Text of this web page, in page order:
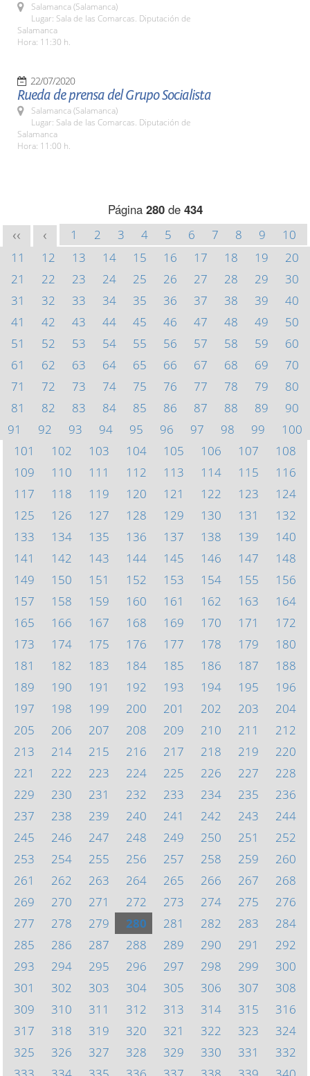
Salamanca (Salamanca)
Lugar: Sala de las Comarcas. Diputación de
Salamanca
Hora: 11:30 h.
22/07/2020
Rueda de prensa del Grupo Socialista
Salamanca (Salamanca)
Lugar: Sala de las Comarcas. Diputación de
Salamanca
Hora: 11:00 h.
Página 280de 434
<< < 1 2 3 4 5 6 7 8 9
10
11
12 13 14 15 16 17 18 19
20
21
22 23 24 25 26 27 28 29
30
31
32 33 34 35 36 37 38 39
40
41
42 43 44 45 46 47 48 49
50
51
52 53 54 55 56 57 58 59
60
61
62 63 64 65 66 67 68 69
70
71
72 73 74 75 76 77 78 79
80
81
82 83 84 85 86 87 88 89
90
91
92 93 94 95 96 97 98 99
100
101
102 103 104 105 106 107
108
109
110 111 112 113 114 115
116
117
118 119 120 121 122 123
124
125
126 127 128 129 130 131
132
133
134 135 136 137 138 139
140
141
142 143 144 145 146 147
148
149
150 151 152 153 154 155
156
157
158 159 160 161 162 163
164
165
166 167 168 169 170 171
172
173
174 175 176 177 178 179
180
181
182 183 184 185 186 187
188
189
190 191 192 193 194 195
196
197
198 199 200 201 202 203
204
205
206 207 208 209 210 211
212
213
214 215 216 217 218 219
220
221
222 223 224 225 226 227
228
229
230 231 232 233 234 235
236
237
238 239 240 241 242 243
244
245
246 247 248 249 250 251
252
253
254 255 256 257 258 259
260
261
262 263 264 265 266 267
268
269
270 271 272 273 274 275
276
277
278 279 280 281 282 283
284
285
286 287 288 289 290 291
292
293
294 295 296 297 298 299
300
301
302 303 304 305 306 307
308
309
310 311 312 313 314 315
316
317
318 319 320 321 322 323
324
325
326 327 328 329 330 331
332